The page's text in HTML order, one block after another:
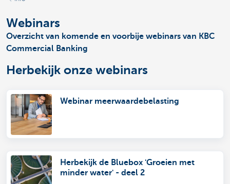
Webinars
Overzicht van komende en voorbije webinars van KBC
Commercial Banking
Herbekijk onze webinars
Webinar meerwaardebelasting
Herbekijk de Bluebox 'Groeien met
minder water' - deel 2